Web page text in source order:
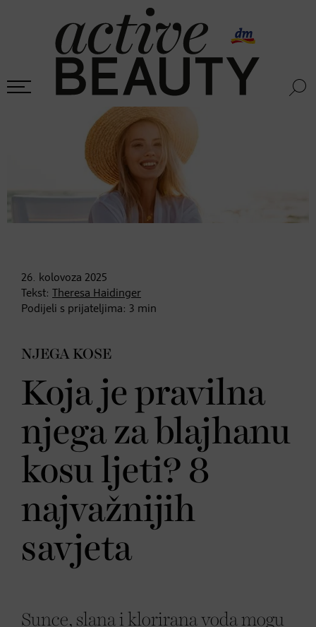
26. kolovoza 2025
Tekst:
Theresa Haidinger
Podijeli s prijateljima: 3 min
NJEGA KOSE
Koja je pravilna
njega za blajhanu
kosu ljeti? 8
najvažnijih
savjeta
Sunce, slana i klorirana voda mogu